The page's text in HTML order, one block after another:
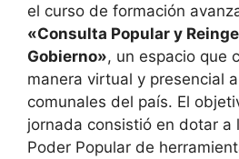
el curso de formación
«Consulta Popular y
Gobierno», un espacio que
manera virtual y presencial
comunales del país. El
jornada consistió en dotar a
Poder Popular de